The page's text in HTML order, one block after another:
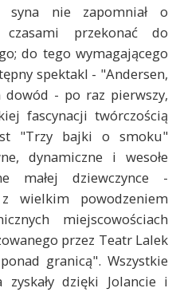
syna nie zapomniał o
przekonać do
do tego wymagającego
spektakl - "Andersen,
dowód - po raz pierwszy,
fascynacji twórczością
"Trzy bajki o smoku"
dynamiczne i wesołe
małej dziewczynce -
wielkim powodzeniem
miejscowościach
przez Teatr Lalek
granicą". Wszystkie
zyskały dzięki Jolancie i